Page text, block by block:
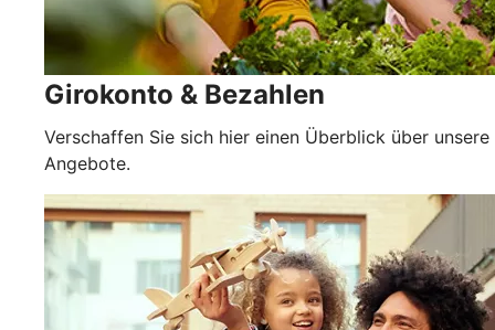
Girokonto & Bezahlen
Verschaffen Sie sich hier einen Überblick über unsere
Angebote.